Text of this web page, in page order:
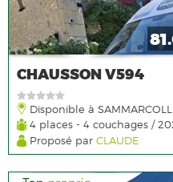
CHAUSSON V594
Disponible à
4 places - 4 couchages /
Proposé parCLAUDE